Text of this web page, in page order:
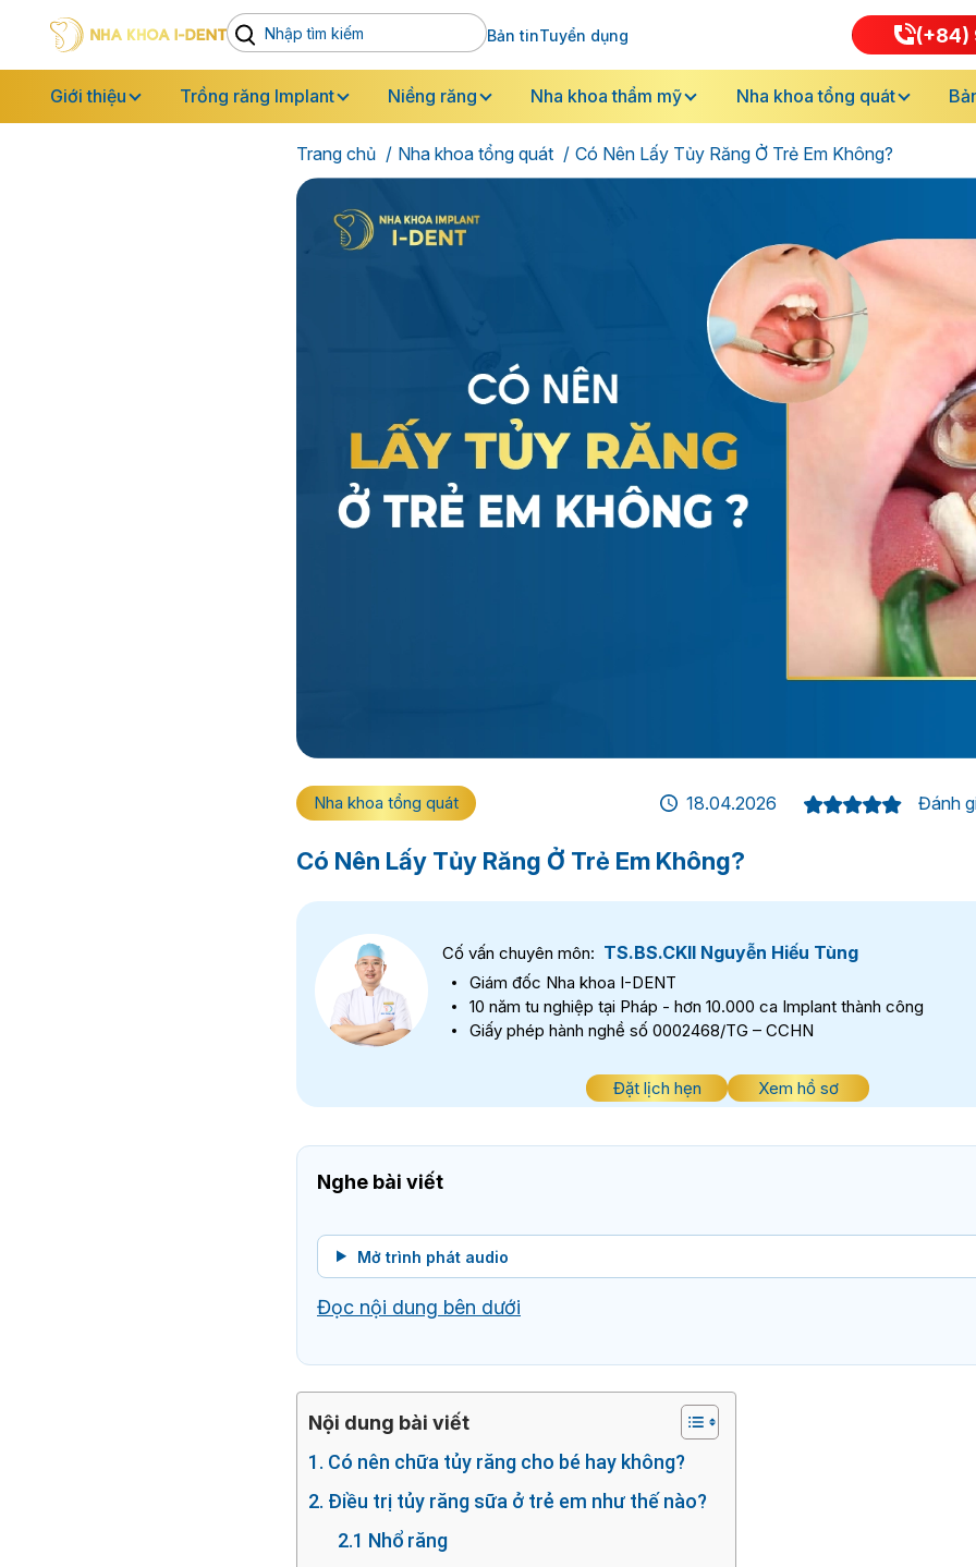
Bản tinTuyển dụng (+84)
Giới thiệu Trồng răng Implant Niềng răng Nha khoa thẩm mỹ Nha khoa tổng quát
Trang chủ Nha khoa tổng quát Có Nên Lấy Tủy Răng Ở Trẻ Em Không?
Nha khoa tổng quát 18.04.2026 Đánh
Có Nên Lấy Tủy Răng Ở Trẻ Em Không?
Cố vấn chuyên môn: TS.BS.CKII Nguyễn Hiếu Tùng
Giám đốc Nha khoa I-DENT
10 năm tu nghiệp tại Pháp - hơn 10.000 ca Implant thành công
Giấy phép hành nghề số 0002468/TG – CCHN
Đặt lịch hẹn Xem hồ sơ
Nghe bài viết
Mở trình phát audio
Đọc nội dung bên dưới
Nội dung bài viết
1. Có nên chữa tủy răng cho bé hay không?
2. Điều trị tủy răng sữa ở trẻ em như thế nào?
2.1 Nhổ răng